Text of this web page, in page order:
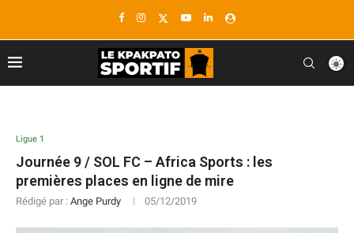
Ligue 1
Journée 9 / SOL FC – Africa Sports : les
premières places en ligne de mire
Rédigé par : Ange Purdy 05/12/2019